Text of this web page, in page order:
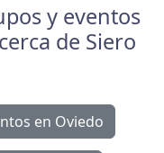
y eventos
de Siero
en Oviedo